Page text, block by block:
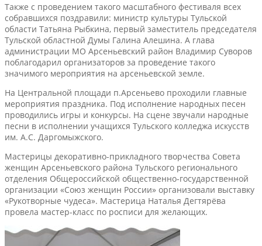
Также с проведением такого масштабного фестиваля всех
собравшихся поздравили: министр культуры Тульской
области Татьяна Рыбкина, первый заместитель председателя
Тульской областной Думы Галина Алешина. А глава
администрации МО Арсеньевский район Владимир Суворов
поблагодарил организаторов за проведение такого
значимого мероприятия на арсеньевской земле.
На Центральной площади п.Арсеньево проходили главные
мероприятия праздника. Под исполнение народных песен
проводились игры и конкурсы. На сцене звучали народные
песни в исполнении учащихся Тульского колледжа искусств
им. А.С. Даргомыжского.
Мастерицы декоративно-прикладного творчества Совета
женщин Арсеньевского района Тульского регионального
отделения Общероссийской общественно-государственной
организации «Союз женщин России» организовали выставку
«Рукотворные чудеса». Мастерица Наталья Дегтярёва
провела мастер-класс по росписи для желающих.